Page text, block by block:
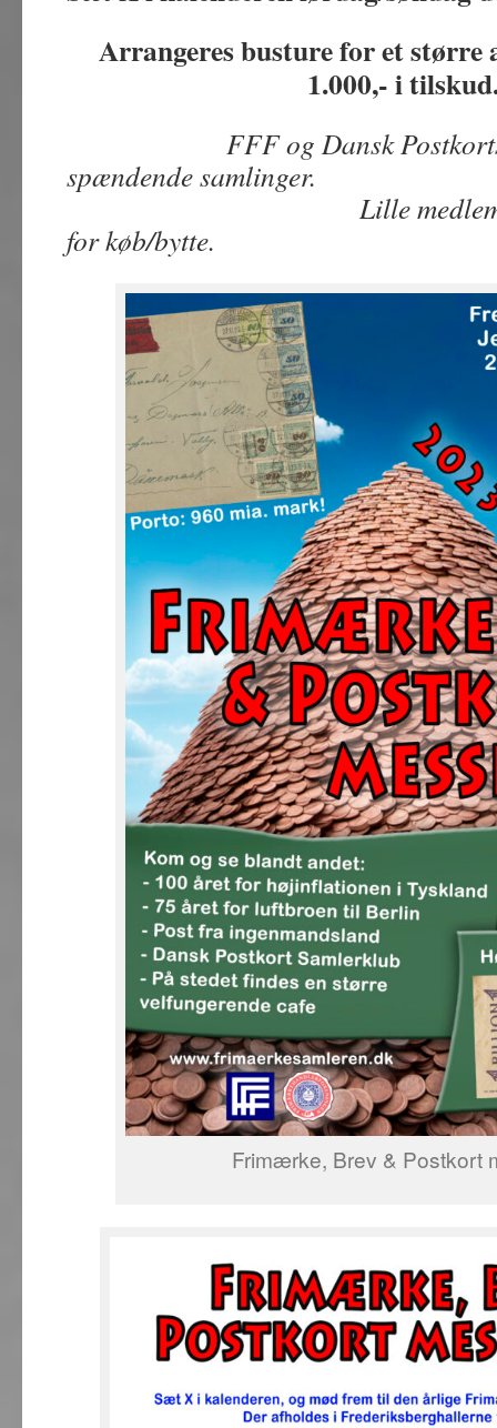
Arrangeres busture for et større
1.000,- i
FFF og Dansk
spændende samlinger.
Lille medlemslokale
for køb/bytte.
Frimærke, Brev & Postkort